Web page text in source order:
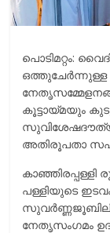
പൊടിമറ്റം:
കൂട്ടായ്മയും
അതിരൂപതാ
കാഞ്ഞിരപ്പള്ളി
പള്ളിയുടെ
നേതൃസംഗമം